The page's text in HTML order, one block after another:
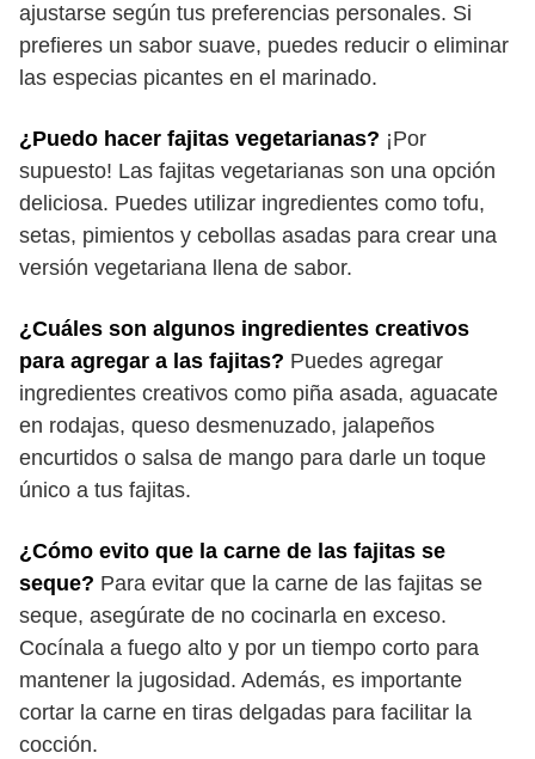
ajustarse según tus preferencias personales. Si
prefieres un sabor suave, puedes reducir o eliminar
las especias picantes en el marinado.
¿Puedo hacer fajitas vegetarianas? ¡Por
supuesto! Las fajitas vegetarianas son una opción
deliciosa. Puedes utilizar ingredientes como tofu,
setas, pimientos y cebollas asadas para crear una
versión vegetariana llena de sabor.
¿Cuáles son algunos ingredientes creativos
para agregar a las fajitas? Puedes agregar
ingredientes creativos como piña asada, aguacate
en rodajas, queso desmenuzado, jalapeños
encurtidos o salsa de mango para darle un toque
único a tus fajitas.
¿Cómo evito que la carne de las fajitas se
seque? Para evitar que la carne de las fajitas se
seque, asegúrate de no cocinarla en exceso.
Cocínala a fuego alto y por un tiempo corto para
mantener la jugosidad. Además, es importante
cortar la carne en tiras delgadas para facilitar la
cocción.